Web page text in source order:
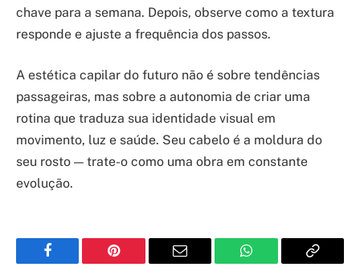
chave para a semana. Depois, observe como a textura
responde e ajuste a frequência dos passos.
A estética capilar do futuro não é sobre tendências
passageiras, mas sobre a autonomia de criar uma
rotina que traduza sua identidade visual em
movimento, luz e saúde. Seu cabelo é a moldura do
seu rosto — trate-o como uma obra em constante
evolução.
Facebook Pinterest Email WhatsApp Copy